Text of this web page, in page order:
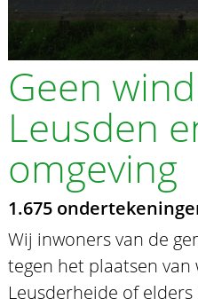
Geen
Leusden
omgeving
1.675
Wij inwoners van de
tegen het plaatsen
Leusderheide of